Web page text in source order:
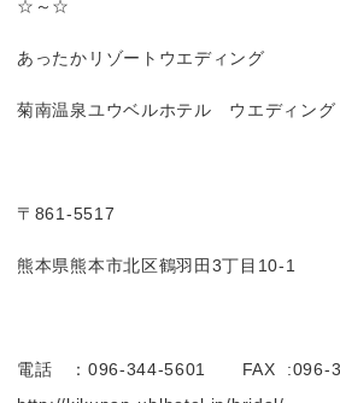
☆～☆
あったかリゾートウエディング
菊南温泉ユウベルホテル ウエディング
〒861-5517
熊本県熊本市北区鶴羽田3丁目10-1
電話 ：096-344-5601 FAX :096-